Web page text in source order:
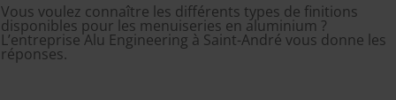
Vous voulez connaître les différents types de finitions
disponibles pour les menuiseries en aluminium ?
L’entreprise Alu Engineering à Saint-André vous donne les
réponses.